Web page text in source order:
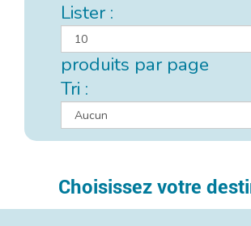
modération.
Lister :
produits par page
Tri :
Choisissez votre